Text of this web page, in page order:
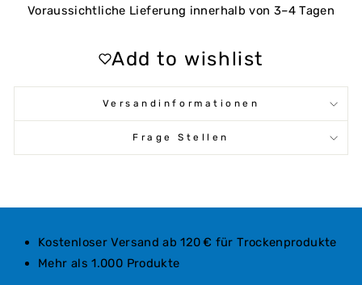
Voraussichtliche Lieferung innerhalb von 3–4 Tagen
Add to wishlist
Versandinformationen
Frage Stellen
Kostenloser Versand ab 120 € für Trockenprodukte
Mehr als 1.000 Produkte